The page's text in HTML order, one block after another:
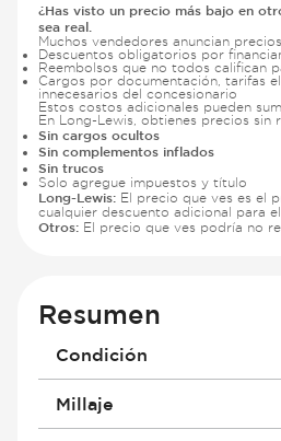
¿Has visto un precio más bajo en
sea real.
Muchos vendedores anuncian
Descuentos obligatorios por
Reembolsos que no todos califican
Cargos por documentación, tarifas
innecesarios del concesionario
Estos costos adicionales pueden
En Long-Lewis, obtienes precios sin
Sin cargos ocultos
Sin complementos inflados
Sin trucos
Solo agregue impuestos y título
Long-Lewis: El precio que ves es el
cualquier descuento adicional para
Otros: El precio que ves podría no
Resumen
Condición
Millaje